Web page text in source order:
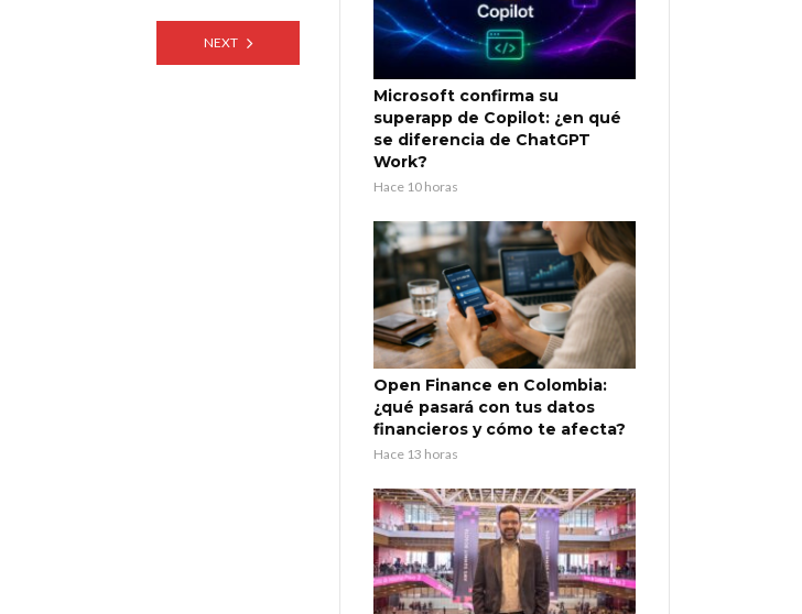
NEXT
Microsoft confirma su
superapp de Copilot: ¿en qué
se diferencia de ChatGPT
Work?
Hace 10 horas
Open Finance en Colombia:
¿qué pasará con tus datos
financieros y cómo te afecta?
Hace 13 horas